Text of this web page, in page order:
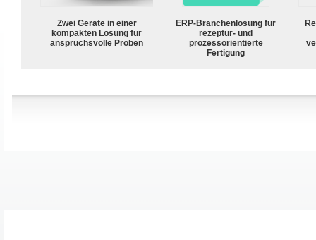
Zwei Geräte in einer
kompakten Lösung für
anspruchsvolle Proben
ERP-Branchenlösung für
rezeptur- und
prozessorientierte
Fertigung